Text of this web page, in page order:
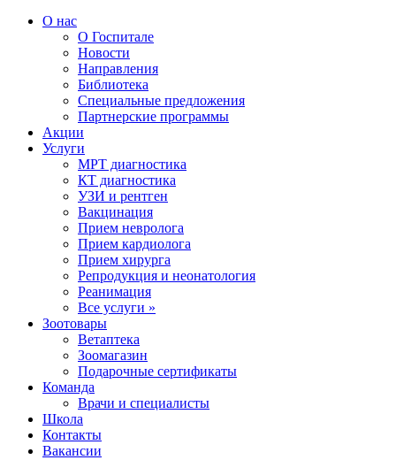
О нас
О Госпитале
Новости
Направления
Библиотека
Специальные предложения
Партнерские программы
Акции
Услуги
МРТ диагностика
КТ диагностика
УЗИ и рентген
Вакцинация
Прием невролога
Прием кардиолога
Прием хирурга
Репродукция и неонатология
Реанимация
Все услуги »
Зоотовары
Ветаптека
Зоомагазин
Подарочные сертификаты
Команда
Врачи и специалисты
Школа
Контакты
Вакансии